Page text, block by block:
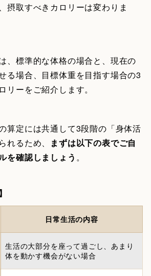
摂取すべきカロリーは変わりま
、標準的な体格の場合と、現在の
る場合、目標体重を目指す場合の3
リーをご紹介します。
算定には共通して3段階の「身体活
れるため、
まずは以下の表でご自
を確認しましょう 。
日常生活の内容
生活の大部分を座って過ごし、あまり
体を動かす機会がない場合